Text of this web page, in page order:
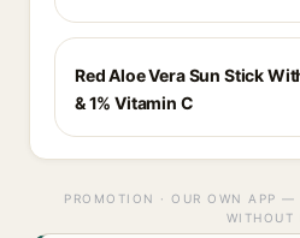
Red Aloe Vera Sun Stick
& 1% Vitamin C
PROMOTION · OUR OWN APP —
WITHOUT